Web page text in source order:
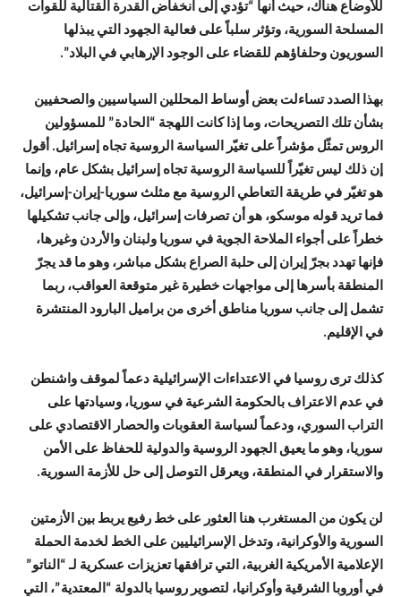
للأوضاع هناك، حيث أنها “تؤدي إلى انخفاض القدرة القتالية للقوات
المسلحة السورية، وتؤثر سلباً على فعالية الجهود التي يبذلها
السوريون وحلفاؤهم للقضاء على الوجود الإرهابي في البلاد”.
بهذا الصدد تساءلت بعض أوساط المحللين السياسيين والصحفيين
بشأن تلك التصريحات، وما إذا كانت اللهجة “الحادة” للمسؤولين
الروس تمثّل مؤشراً على تغيّر السياسة الروسية تجاه إسرائيل. أقول
إن ذلك ليس تغيّراً للسياسة الروسية تجاه إسرائيل بشكل عام، وإنما
هو تغيّر في طريقة التعاطي الروسية مع مثلث سوريا-إيران-إسرائيل،
فما تريد قوله موسكو، هو أن تصرفات إسرائيل، وإلى جانب تشكيلها
خطراً على أجواء الملاحة الجوية في سوريا ولبنان والأردن وغيرها،
فإنها تهدد بجرّ إيران إلى حلبة الصراع بشكل مباشر، وهو ما قد يجرّ
المنطقة بأسرها إلى مواجهات خطيرة غير متوقعة العواقب، ربما
تشمل إلى جانب سوريا مناطق أخرى من براميل البارود المنتشرة
في الإقليم.
كذلك ترى روسيا في الاعتداءات الإسرائيلية دعماً لموقف واشنطن
في عدم الاعتراف بالحكومة الشرعية في سوريا، وسيادتها على
التراب السوري، ودعماً لسياسة العقوبات والحصار الاقتصادي على
سوريا، وهو ما يعيق الجهود الروسية والدولية للحفاظ على الأمن
والاستقرار في المنطقة، ويعرقل التوصل إلى حل للأزمة السورية.
لن يكون من المستغرب هنا العثور على خط رفيع يربط بين الأزمتين
السورية والأوكرانية، وتدخل الإسرائيليين على الخط لخدمة الحملة
الإعلامية الأمريكية الغربية، التي ترافقها تعزيزات عسكرية لـ “الناتو”
في أوروبا الشرقية وأوكرانيا، لتصوير روسيا بالدولة “المعتدية”، التي